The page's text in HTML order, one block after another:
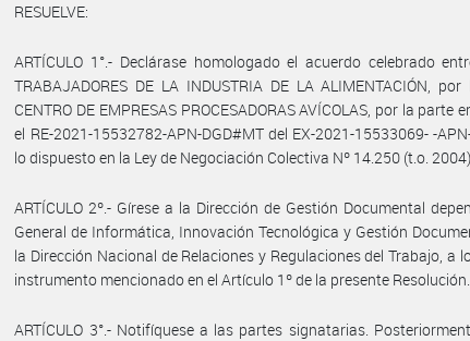
RESUELVE:
ARTÍCULO 1°.- Declárase homologado el acuerdo celebrado
TRABAJADORES DE LA INDUSTRIA DE LA ALIMENTACIÓN,
CENTRO DE EMPRESAS PROCESADORAS AVÍCOLAS, por la parte
el RE-2021-15532782-APN-DGD#MT del EX-2021-15533069- -
lo dispuesto en la Ley de Negociación Colectiva Nº 14.250 (t.o.
ARTÍCULO 2º.- Gírese a la Dirección de Gestión Documental
General de Informática, Innovación Tecnológica y Gestión
la Dirección Nacional de Relaciones y Regulaciones del Trabajo, a
instrumento mencionado en el Artículo 1º de la presente Resolución.
ARTÍCULO 3°.- Notifíquese a las partes signatarias.